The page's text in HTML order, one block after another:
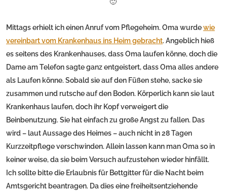
🙂
Mittags erhielt ich einen Anruf vom Pflegeheim. Oma wurdewie
vereinbart vom Krankenhaus ins Heim gebracht. Angeblich hieß
es seitens des Krankenhauses, dass Oma laufen könne, doch die
Dame am Telefon sagte ganz entgeistert, dass Oma alles andere
als Laufen könne. Sobald sie auf den Füßen stehe, sacke sie
zusammen und rutsche auf den Boden. Körperlich kann sie laut
Krankenhaus laufen, doch ihr Kopf verweigert die
Beinbenutzung. Sie hat einfach zu große Angst zu fallen. Das
wird – laut Aussage des Heimes – auch nicht in 28 Tagen
Kurzzeitpflege verschwinden. Allein lassen kann man Oma so in
keiner weise, da sie beim Versuch aufzustehen wieder hinfällt.
Ich sollte bitte die Erlaubnis für Bettgitter für die Nacht beim
Amtsgericht beantragen. Da dies eine freiheitsentziehende